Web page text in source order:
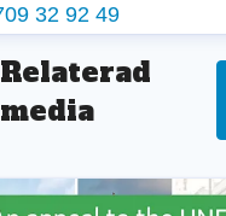
32 92 49
Relaterad
media